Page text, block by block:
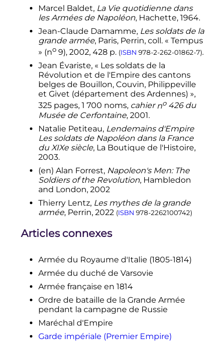
hommes - Sur les traces de la
Grande Armée » proposée par le
Service historique de la Défense,
château de Vincennes, du 29
novembre 2012 au 24 février 2013.
↑
« Correspondance de Napoléon -
Avril 1809 », surhistoire-empire.org
(consulté le4 mai 2023).
↑Napoléon Bonaparte et Thierry
Lentz (Fondation Napoléon) (dir.)
(préf. Marie-Pierre Rey),
Correspondance générale
campagne de Russie, 1812, Fayard,
coll. « Divers Histoire » (lire en ligne),
introduction
↑Madame de Staël,
sur les principaux événements de la
Révolution française, Robert Laffont,
2017, 641 p..
↑« soldats de Napoléon », émission
Deux mille ans d'HistoiredeFrance
↑Napoléon dit à ce propos
Ernst Otto lnnocenz von
Odeleben,Relation circonstanciée
de la campagne de 1813 en Saxe
trad. française Aubert de Vitry, Paris,
1817, p. 19-21
Louis Madelin,Histoire du
Consulat et de l'Empire
Robert Laffont,2003 (ISBN2-221-91331-
Marcel Baldet, La Vie quotidienne dans
les Armées de Napoléon, Hachette, 1964.
Jean-Claude Damamme, Les soldats de la
grande armée, Paris, Perrin, coll.« Tempus
» (no9), 2002, 428 p. (ISBN 978-2-262-01862-7).
Jean Évariste, « Les soldats de la
Révolution et de l'Empire des cantons
belges de Bouillon, Couvin, Philippeville
et Givet (département des Ardennes) »,
325 pages, 1 700 noms, cahier no 426du
Musée de Cerfontaine, 2001.
Natalie Petiteau, Lendemains d'Empire
Les soldats de Napoléon dans la France
du XIXe siècle, La Boutique de l'Histoire,
2003.
(en) Alan Forrest, Napoleon's Men: The
Soldiers of the Revolution, Hambledon
and London, 2002
Thierry Lentz, Les mythes de la grande
armée, Perrin, 2022 (ISBN 978-2262100742)
Articles connexes
Armée du Royaume d'Italie (1805-1814)
Armée du duché de Varsovie
Armée française en 1814
Ordre de bataille de la Grande Armée
pendant la campagne de Russie
Maréchal d'Empire
Garde impériale (Premier Empire)